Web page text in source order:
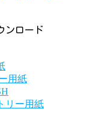
ンロード
用紙
リー用紙